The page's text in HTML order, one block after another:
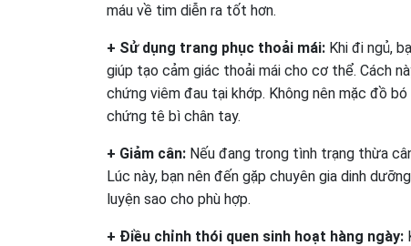
máu về tim diễn ra tốt hơn.
+ Sử dụng trang phục thoải mái: Khi đi ngủ,
giúp tạo cảm giác thoải mái cho cơ thể. Cách
chứng viêm đau tại khớp. Không nên mặc đồ
chứng tê bì chân tay.
+ Giảm cân: Nếu đang trong tình trạng thừa
Lúc này, bạn nên đến gặp chuyên gia dinh
luyện sao cho phù hợp.
+ Điều chỉnh thói quen sinh hoạt hàng ngày: